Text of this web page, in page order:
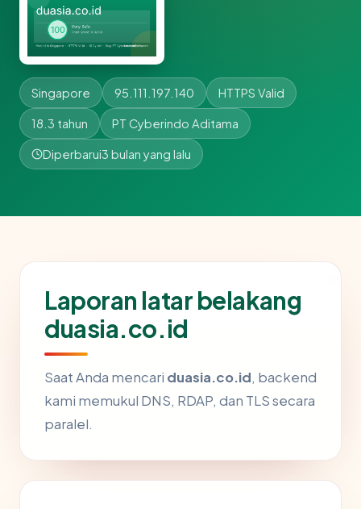
Singapore 95.111.197.140 HTTPS Valid
18.3 tahun PT Cyberindo Aditama
Diperbarui3 bulan yang lalu
Laporan latar belakang
duasia.co.id
Saat Anda mencari duasia.co.id, backend
kami memukul DNS, RDAP, dan TLS secara
paralel.